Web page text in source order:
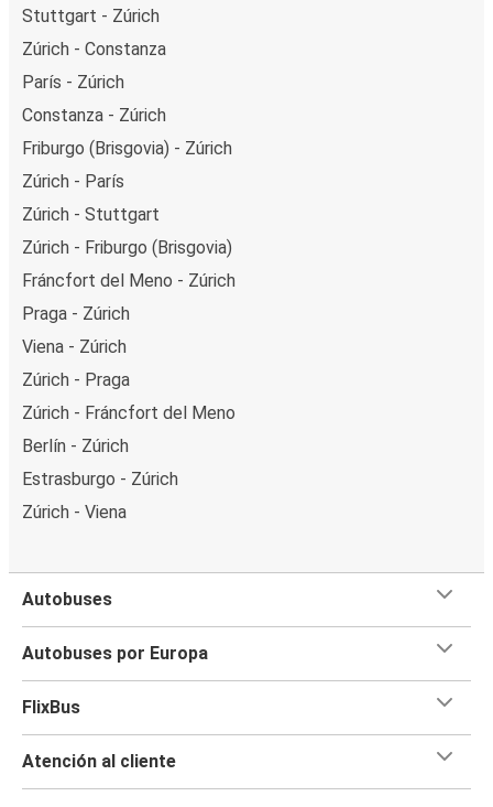
Stuttgart - Zúrich
Zúrich - Constanza
París - Zúrich
Constanza - Zúrich
Friburgo (Brisgovia) - Zúrich
Zúrich - París
Zúrich - Stuttgart
Zúrich - Friburgo (Brisgovia)
Fráncfort del Meno - Zúrich
Praga - Zúrich
Viena - Zúrich
Zúrich - Praga
Zúrich - Fráncfort del Meno
Berlín - Zúrich
Estrasburgo - Zúrich
Zúrich - Viena
Autobuses
Autobuses por Europa
FlixBus
Atención al cliente